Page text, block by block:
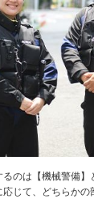
るのは【機械警備
応じて、どちらか